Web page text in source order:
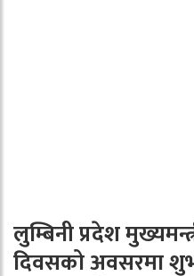
लुम्बिनी प्रदेश
दिवसको अवसरमा